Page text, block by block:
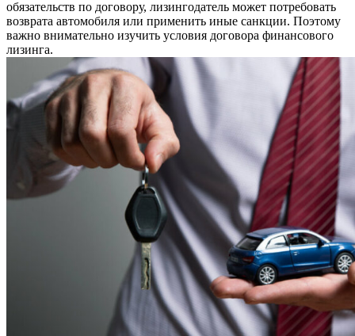
обязательств по договору, лизингодатель может потребовать
возврата автомобиля или применить иные санкции. Поэтому
важно внимательно изучить условия договора финансового
лизинга.